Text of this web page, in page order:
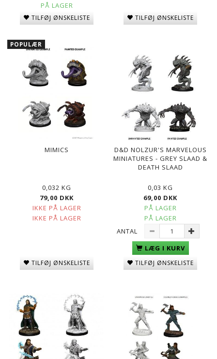
PÅ LAGER
TILFØJ ØNSKELISTE TILFØJ ØNSKELISTE
POPULÆR
MIMICS
0,032 KG
79,00 DKK
IKKE PÅ LAGER
IKKE PÅ LAGER
TILFØJ ØNSKELISTE
D&D NOLZUR'S MARVELOUS
MINIATURES - GREY SLAAD &
DEATH SLAAD
0,03 KG
69,00 DKK
PÅ LAGER
PÅ LAGER
ANTAL
LÆG I KURV
TILFØJ ØNSKELISTE